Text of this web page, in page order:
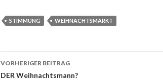
STIMMUNG WEIHNACHTSMARKT
Beitrags-
VORHERIGER BEITRAG
DER Weihnachtsmann?